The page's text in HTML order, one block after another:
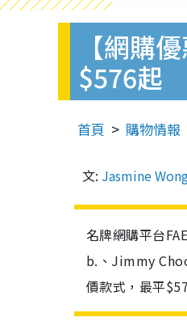
【網購
$576起
首頁 購物情報
文: Jasmine
名牌網購平台
b.、Jimmy
價款式，最平